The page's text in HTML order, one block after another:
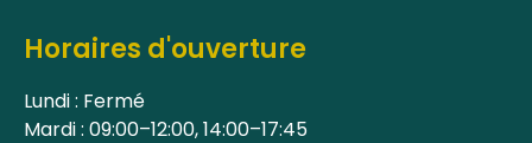
Horaires d'ouverture
Lundi : Fermé
Mardi : 09:00–12:00, 14:00–17:45